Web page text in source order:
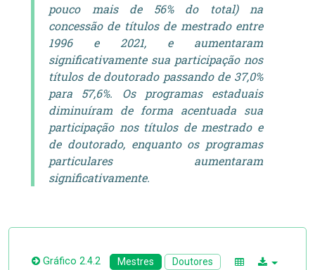
pouco mais de 56% do total) na
concessão de títulos de mestrado entre
1996 e 2021, e aumentaram
significativamente sua participação nos
títulos de doutorado passando de 37,0%
para 57,6%. Os programas estaduais
diminuíram de forma acentuada sua
participação nos títulos de mestrado e
de doutorado, enquanto os programas
particulares aumentaram
significativamente.
Gráfico 2.4.2 Mestres Doutores